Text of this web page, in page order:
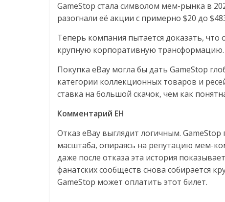
GameStop стала символом мем-рынка в
разогнали её акции с примерно $20 до
Теперь компания пытается доказать,
крупную корпоративную трансформацию.
Покупка eBay могла бы дать GameStop
категории коллекционных товаров и
ставка на большой скачок, чем как
Комментарий EH
Отказ eBay выглядит логичным.
масштаба, опираясь на репутацию мем-
даже после отказа эта история
фанатских сообществ снова собирается
GameStop может оплатить этот билет.